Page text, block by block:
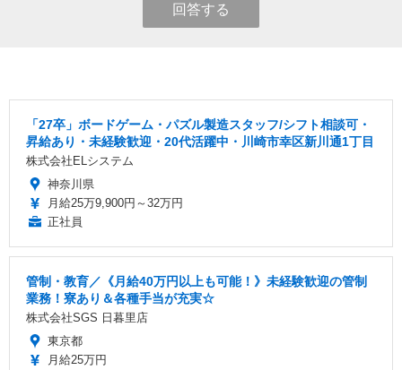
回答する
「27卒」ボードゲーム・パズル製造スタッフ/シフト相談可・
昇給あり・未経験歓迎・20代活躍中・川崎市幸区新川通1丁目
株式会社ELシステム
神奈川県
月給25万9,900円～32万円
正社員
管制・教育／《月給40万円以上も可能！》未経験歓迎の管制
業務！寮あり＆各種手当が充実☆
株式会社SGS 日暮里店
東京都
月給25万円